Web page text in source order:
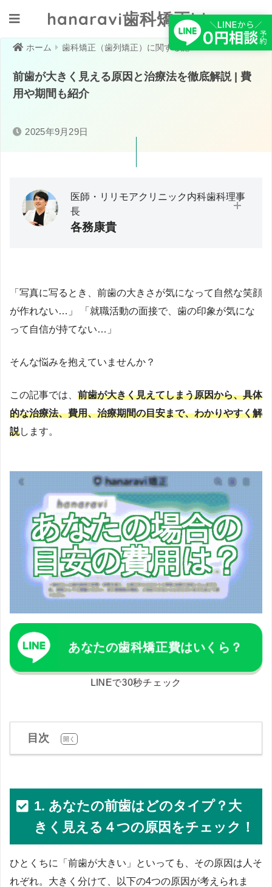
hanaravi歯科矯正blog
ホーム 歯科矯正（歯列矯正）に関する記事一覧
前歯が大きく見える原因と治療法を徹底解説 | 費
用や期間も紹介
2025年9月29日
医師・リリモアクリニック内科歯科理事
長
各務康貴
く戦略として、2019年にマウスピース歯科矯正サービス
「hanaravi（ハナラビ）」を提供する株式会社DRIPSを創
業。口腔環境が生活習慣病など全身疾患に影響を与えると
り組める医療アプローチを提唱。新聞・テレビ・Webメデ
ィアで情報発信もしている。2023年10月には、医科と歯科
宿）を開院し、理事長としてオンライン・オフライン両方
で総合的な予防医療を提供中。医師国家資格に加え、厚生
労働省指定のオンライン診療資格を取得し、テクノロジー
「写真に写るとき、前歯の大きさが気になって自然な笑顔
が作れない…」 「就職活動の面接で、歯の印象が気にな
って自信が持てない…」
そんな悩みを抱えていませんか？
この記事では、 前歯が大きく見えてしまう原因から、具体
的な治療法、費用、治療期間の目安まで、わかりやすく解
説します。
あなたの歯科矯正費はいくら？
LINEで30秒チェック
目次 開く
1. あなたの前歯はどのタイプ？大
きく見える４つの原因をチェック！
ひとくちに「前歯が大きい」といっても、その原因は人そ
れぞれ。大きく分けて、以下の4つの原因が考えられま
クリニックへ相談する